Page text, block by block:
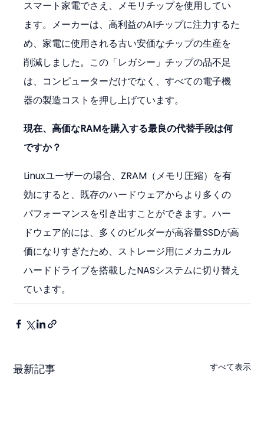
スマート家電でさえ、メモリチップを使用してい
ます。メーカーは、高利益のAIチップに注力するた
め、家電に使用される古い安価なチップの生産を
削減しました。この「レガシー」チップの品不足
は、コンピューターだけでなく、すべての電子機
器の製造コストを押し上げています。
現在、高価なRAMを購入する最良の代替手段は何
ですか？
Linuxユーザーの場合、ZRAM（メモリ圧縮）を有
効にすると、既存のハードウェアからより多くの
パフォーマンスを引き出すことができます。ハー
ドウェア的には、多くのビルダーが高容量SSDが高
価になりすぎたため、ストレージ用にメカニカル
ハードドライブを搭載したNASシステムに切り替え
ています。
最新記事 すべて表示